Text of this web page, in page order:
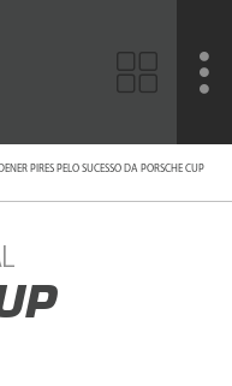
PIRES PELO SUCESSO DA PORSCHE CUP